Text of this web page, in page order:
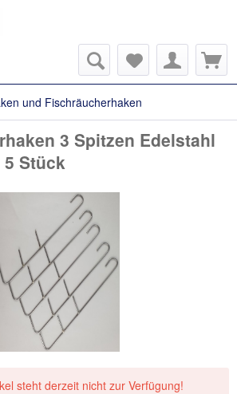
und Fischräucherhaken
3 Spitzen Edelstahl
5 Stück
steht derzeit nicht zur Verfügung!